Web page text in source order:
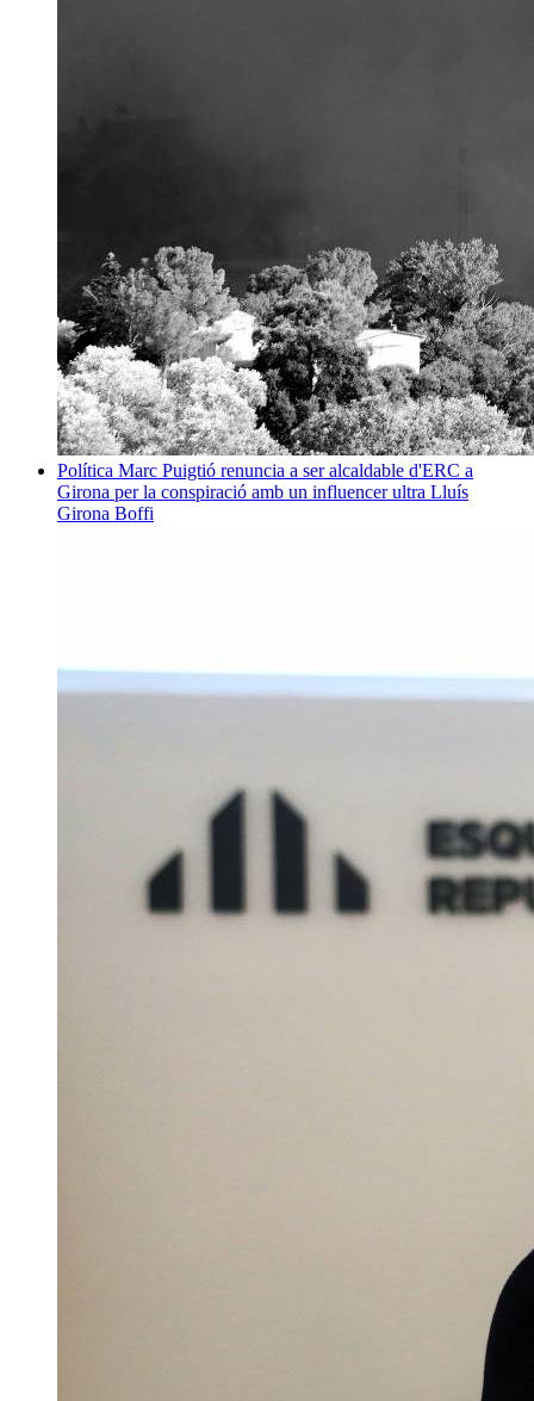
Política Marc Puigtió renuncia a ser alcaldable d'ERC a
Girona per la conspiració amb un influencer ultra Lluís
Girona Boffi